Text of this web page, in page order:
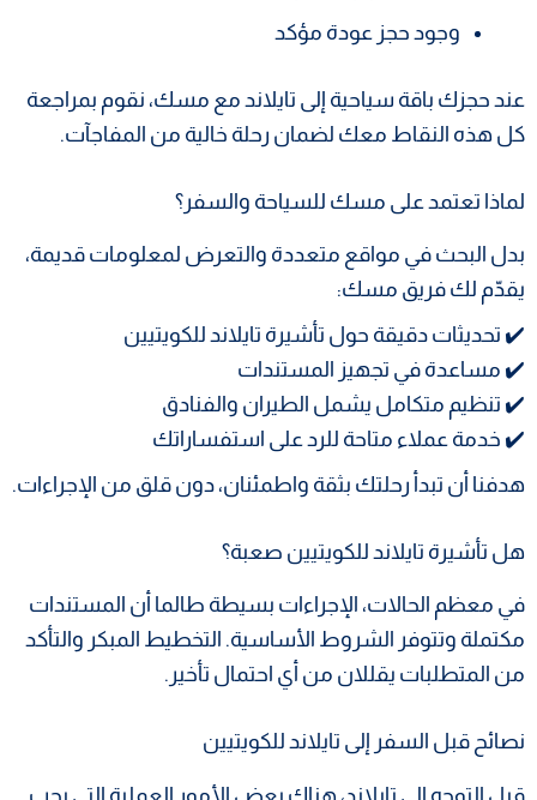
وجود حجز عودة مؤكد
عند حجزك باقة سياحية إلى تايلاند مع مسك، نقوم بمراجعة
كل هذه النقاط معك لضمان رحلة خالية من المفاجآت.
لماذا تعتمد على مسك للسياحة والسفر؟
بدل البحث في مواقع متعددة والتعرض لمعلومات قديمة،
يقدّم لك فريق مسك:
✔️ تحديثات دقيقة حول تأشيرة تايلاند للكويتيين
✔️ مساعدة في تجهيز المستندات
✔️ تنظيم متكامل يشمل الطيران والفنادق
✔️ خدمة عملاء متاحة للرد على استفساراتك
هدفنا أن تبدأ رحلتك بثقة واطمئنان، دون قلق من الإجراءات.
هل تأشيرة تايلاند للكويتيين صعبة؟
في معظم الحالات، الإجراءات بسيطة طالما أن المستندات
مكتملة وتتوفر الشروط الأساسية. التخطيط المبكر والتأكد
من المتطلبات يقللان من أي احتمال تأخير.
نصائح قبل السفر إلى تايلاند للكويتيين
قبل التوجه إلى تايلاند، هناك بعض الأمور العملية التي يجب